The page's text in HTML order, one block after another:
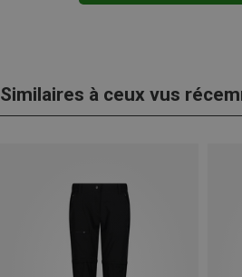
Similaires à ceux vus